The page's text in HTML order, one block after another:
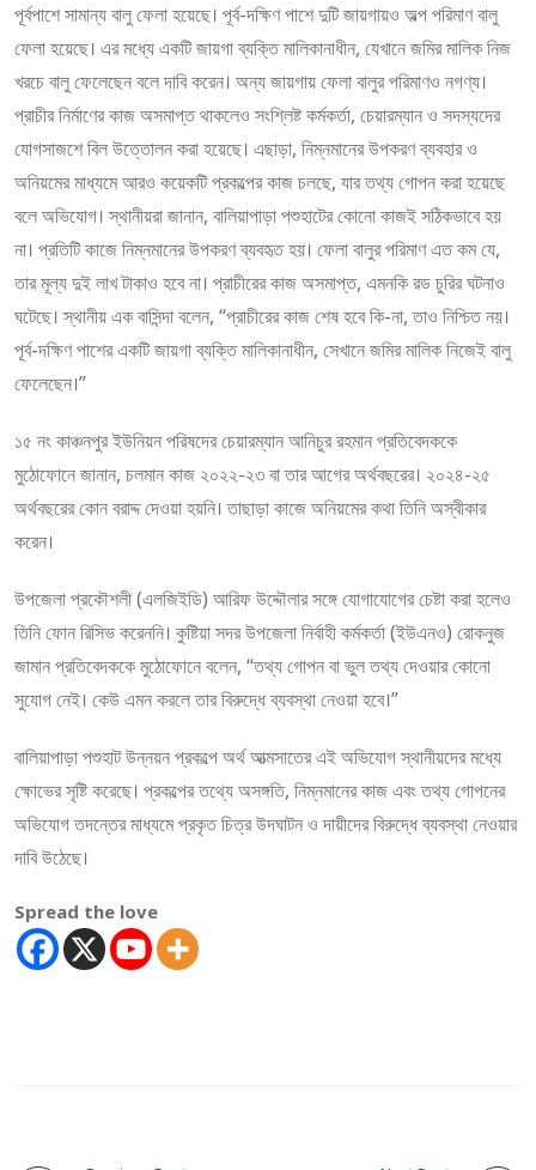
পূর্বপাশে সামান্য বালু ফেলা হয়েছে। পূর্ব-দক্ষিণ পাশে দুটি জায়গায়ও অল্প পরিমাণ বালু
ফেলা হয়েছে। এর মধ্যে একটি জায়গা ব্যক্তি মালিকানাধীন, যেখানে জমির মালিক নিজ
খরচে বালু ফেলেছেন বলে দাবি করেন। অন্য জায়গায় ফেলা বালুর পরিমাণও নগণ্য।
প্রাচীর নির্মাণের কাজ অসমাপ্ত থাকলেও সংশ্লিষ্ট কর্মকর্তা, চেয়ারম্যান ও সদস্যদের
যোগসাজশে বিল উত্তোলন করা হয়েছে। এছাড়া, নিম্নমানের উপকরণ ব্যবহার ও
অনিয়মের মাধ্যমে আরও কয়েকটি প্রকল্পের কাজ চলছে, যার তথ্য গোপন করা হয়েছে
বলে অভিযোগ। স্থানীয়রা জানান, বালিয়াপাড়া পশুহাটের কোনো কাজই সঠিকভাবে হয়
না। প্রতিটি কাজে নিম্নমানের উপকরণ ব্যবহৃত হয়। ফেলা বালুর পরিমাণ এত কম যে,
তার মূল্য দুই লাখ টাকাও হবে না। প্রাচীরের কাজ অসমাপ্ত, এমনকি রড চুরির ঘটনাও
ঘটেছে। স্থানীয় এক বাসিন্দা বলেন, “প্রাচীরের কাজ শেষ হবে কি-না, তাও নিশ্চিত নয়।
পূর্ব-দক্ষিণ পাশের একটি জায়গা ব্যক্তি মালিকানাধীন, সেখানে জমির মালিক নিজেই বালু
ফেলেছেন।”
১৫ নং কাঞ্চনপুর ইউনিয়ন পরিষদের চেয়ারম্যান আনিচুর রহমান প্রতিবেদককে
মুঠোফোনে জানান, চলমান কাজ ২০২২-২৩ বা তার আগের অর্থবছরের। ২০২৪-২৫
অর্থবছরের কোন বরাদ্দ দেওয়া হয়নি। তাছাড়া কাজে অনিয়মের কথা তিনি অস্বীকার
করেন।
উপজেলা প্রকৌশলী (এলজিইডি) আরিফ উদ্দৌলার সঙ্গে যোগাযোগের চেষ্টা করা হলেও
তিনি ফোন রিসিভ করেননি। কুষ্টিয়া সদর উপজেলা নির্বাহী কর্মকর্তা (ইউএনও) রোকনুজ
জামান প্রতিবেদককে মুঠোফোনে বলেন, “তথ্য গোপন বা ভুল তথ্য দেওয়ার কোনো
সুযোগ নেই। কেউ এমন করলে তার বিরুদ্ধে ব্যবস্থা নেওয়া হবে।”
বালিয়াপাড়া পশুহাট উন্নয়ন প্রকল্পে অর্থ আত্মসাতের এই অভিযোগ স্থানীয়দের মধ্যে
ক্ষোভের সৃষ্টি করেছে। প্রকল্পের তথ্যে অসঙ্গতি, নিম্নমানের কাজ এবং তথ্য গোপনের
অভিযোগ তদন্তের মাধ্যমে প্রকৃত চিত্র উদঘাটন ও দায়ীদের বিরুদ্ধে ব্যবস্থা নেওয়ার
দাবি উঠেছে।
Spread the love